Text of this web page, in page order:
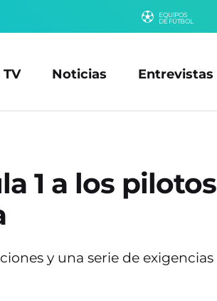
EQUIPOS
DE FÚTBOL
TV Noticias Entrevistas
1 a los
y una serie de